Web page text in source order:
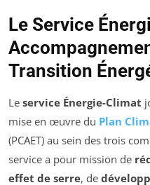
Le Service
Transition
Le service Énergie-Climat
mise en œuvre du Plan
(PCAET) au sein des trois
service a pour mission de
effet de serre, de